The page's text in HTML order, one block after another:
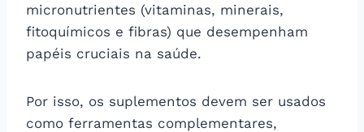
micronutrientes (vitaminas, minerais,
fitoquímicos e fibras) que desempenham
papéis cruciais na saúde.
Por isso, os suplementos devem ser usados
como ferramentas complementares,